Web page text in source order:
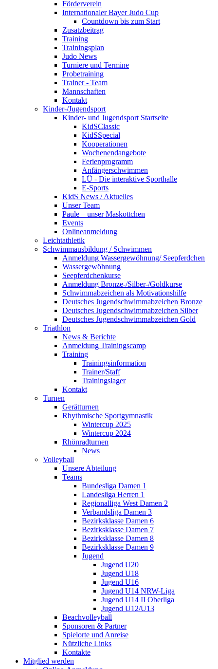
Förderverein
Internationaler Bayer Judo Cup
Countdown bis zum Start
Zusatzbeitrag
Training
Trainingsplan
Judo News
Turniere und Termine
Probetraining
Trainer - Team
Mannschaften
Kontakt
Kinder-/Jugendsport
Kinder- und Jugendsport Startseite
KidSClassic
KidSSpecial
Kooperationen
Wochenendangebote
Ferienprogramm
Anfängerschwimmen
LÜ - Die interaktive Sporthalle
E-Sports
KidS News / Aktuelles
Unser Team
Paule – unser Maskottchen
Events
Onlineanmeldung
Leichtathletik
Schwimmausbildung / Schwimmen
Anmeldung Wassergewöhnung/ Seepferdchen
Wassergewöhnung
Seepferdchenkurse
Anmeldung Bronze-/Silber-/Goldkurse
Schwimmabzeichen als Motivationshilfe
Deutsches Jugendschwimmabzeichen Bronze
Deutsches Jugendschwimmabzeichen Silber
Deutsches Jugendschwimmabzeichen Gold
Triathlon
News & Berichte
Anmeldung Trainingscamp
Training
Trainingsinformation
Trainer/Staff
Trainingslager
Kontakt
Turnen
Gerätturnen
Rhythmische Sportgymnastik
Wintercup 2025
Wintercup 2024
Rhönradturnen
News
Volleyball
Unsere Abteilung
Teams
Bundesliga Damen 1
Landesliga Herren 1
Regionalliga West Damen 2
Verbandsliga Damen 3
Bezirksklasse Damen 6
Bezirksklasse Damen 7
Bezirksklasse Damen 8
Bezirksklasse Damen 9
Jugend
Jugend U20
Jugend U18
Jugend U16
Jugend U14 NRW-Liga
Jugend U14 II Oberliga
Jugend U12/U13
Beachvolleyball
Sponsoren & Partner
Spielorte und Anreise
Nützliche Links
Kontakte
Mitglied werden